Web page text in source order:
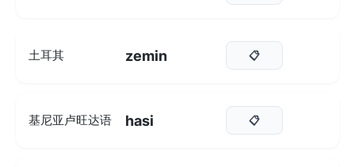
土耳其 zemin 📋
基尼亚卢旺达语 hasi 📋